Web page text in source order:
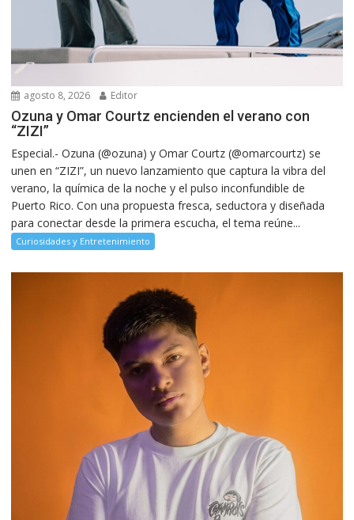
agosto 8, 2026 Editor
Ozuna y Omar Courtz encienden el verano con
“ZIZI”
Especial.- Ozuna (@ozuna) y Omar Courtz (@omarcourtz) se
unen en “ZIZI”, un nuevo lanzamiento que captura la vibra del
verano, la química de la noche y el pulso inconfundible de
Puerto Rico. Con una propuesta fresca, seductora y diseñada
para conectar desde la primera escucha, el tema reúne...
Curiosidades y Entretenimiento